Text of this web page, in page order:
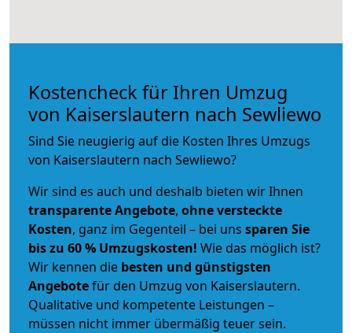
Kostencheck für Ihren Umzug
von Kaiserslautern nach Sewliewo
Sind Sie neugierig auf die Kosten Ihres Umzugs
von Kaiserslautern nach Sewliewo?
Wir sind es auch und deshalb bieten wir Ihnen
transparente Angebote, ohne versteckte
Kosten, ganz im Gegenteil – bei uns sparen Sie
bis zu 60 % Umzugskosten! Wie das möglich ist?
Wir kennen die besten und günstigsten
Angebotefür den Umzug von Kaiserslautern.
Qualitative und kompetente Leistungen –
müssen nicht immer übermäßig teuer sein.